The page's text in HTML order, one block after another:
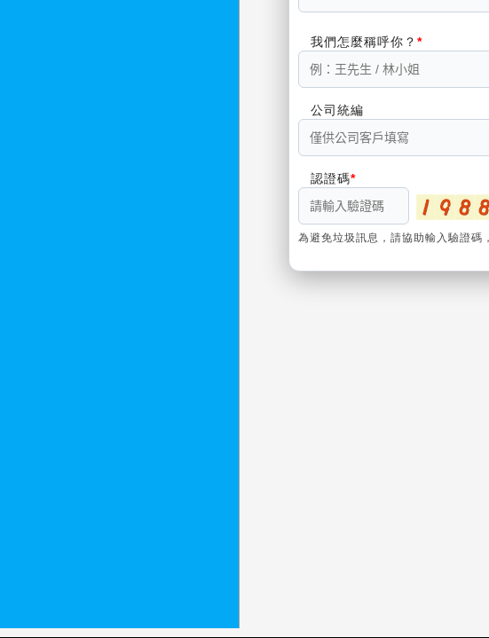
我們怎麼稱呼你？
公司統編
認證碼
為避免垃圾訊息，請協助輸入驗證碼